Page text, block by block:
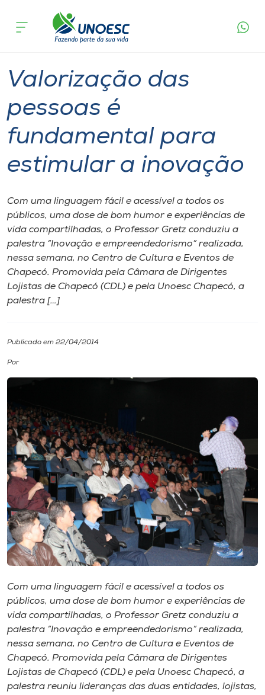
Cursos
Atendimento ao Estudante
Portal de Ensino
A
Unoesc
Internacionalização
I.nova
Cultura
Biblioteca
Editora
Rádio
Museu
Store
Selecione
o idioma
acontece
Valorização das
pessoas é
fundamental para
estimular a inovação
Com uma linguagem fácil e acessível a todos os
públicos, uma dose de bom humor e experiências de
vida compartilhadas, o Professor Gretz conduziu a
palestra “Inovação e empreendedorismo” realizada,
nessa semana, no Centro de Cultura e Eventos de
Chapecó. Promovida pela Câmara de Dirigentes
Lojistas de Chapecó (CDL) e pela Unoesc Chapecó, a
palestra […]
Publicado em 22/04/2014
Por
Com uma linguagem fácil e acessível a todos os
públicos, uma dose de bom humor e experiências de
vida compartilhadas, o Professor Gretz conduziu a
palestra “Inovação e empreendedorismo” realizada,
nessa semana, no Centro de Cultura e Eventos de
Chapecó. Promovida pela Câmara de Dirigentes
Lojistas de Chapecó (CDL) e pela Unoesc Chapecó, a
palestra reuniu lideranças das duas entidades, lojistas,